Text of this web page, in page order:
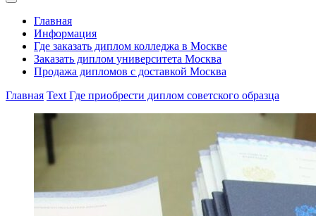
Главная
Информация
Где заказать диплом колледжа в Москве
Заказать диплом университета Москва
Продажа дипломов с доставкой Москва
Главная Text Где приобрести диплом советского образца